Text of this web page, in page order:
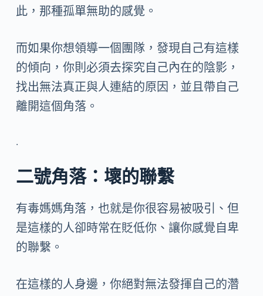
此，那種孤單無助的感覺。
而如果你想領導一個團隊，發現自己有這樣
的傾向，你則必須去探究自己內在的陰影，
找出無法真正與人連結的原因，並且帶自己
離開這個角落。
.
二號角落：壞的聯繫
有毒媽媽角落，也就是你很容易被吸引、但
是這樣的人卻時常在貶低你、讓你感覺自卑
的聯繫。
在這樣的人身邊，你絕對無法發揮自己的濳